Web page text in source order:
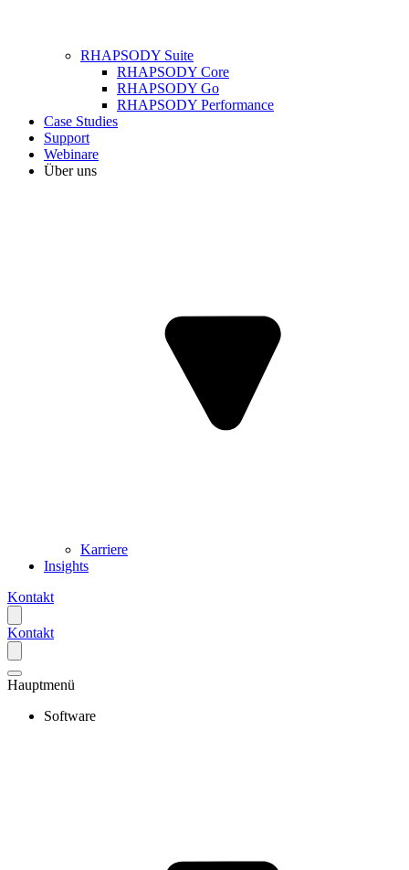
RHAPSODY Suite
RHAPSODY Core
RHAPSODY Go
RHAPSODY Performance
Case Studies
Support
Webinare
Über uns
Karriere
Insights
Kontakt
Kontakt
Hauptmenü
Software